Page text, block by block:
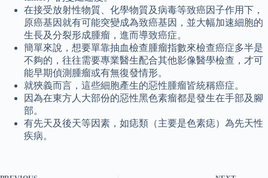
在接受放射性物質、化學物質及病毒等致癌因子作用下，
原癌基因就有可能突變成為致癌基因，並大幅加速細胞的
生長及分裂形成腫瘤，進而導致癌症。
簡單來說，想要單靠抽血檢查腫瘤指數來檢查癌症多半是
不夠的，往往需要專業醫生配合其他影像醫學檢查，才可
能早期偵測腫瘤或有無復發情形。
就狹義而言，這些細胞產生的惡性腫瘤皆統稱癌症。
因為在東方人大部份的惡性黑色素瘤都是發生在手部及腳
部。
有先天及後天等因素，如痣類（主要是色素痣）為先天性
疾病。